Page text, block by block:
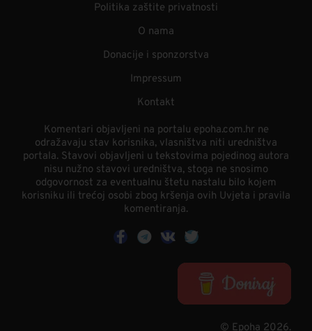
Politika zaštite privatnosti
O nama
Donacije i sponzorstva
Impressum
Kontakt
Komentari objavljeni na portalu epoha.com.hr ne
odražavaju stav korisnika, vlasništva niti uredništva
portala. Stavovi objavljeni u tekstovima pojedinog autora
nisu nužno stavovi uredništva, stoga ne snosimo
odgovornost za eventualnu štetu nastalu bilo kojem
korisniku ili trećoj osobi zbog kršenja ovih Uvjeta i pravila
komentiranja.
© Epoha 2026.